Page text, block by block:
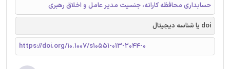
حسابداری محافظه کارانه، جنسیت مدیر عامل و اخلاق رهبری
doi یا شناسه دیجیتال
https://doi.org/10.1007/s10551-013-2044-0